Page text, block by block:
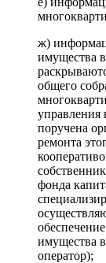
ж)
имущества
общего
управления
поручена
ремонта
фонда
имущества
оператор);